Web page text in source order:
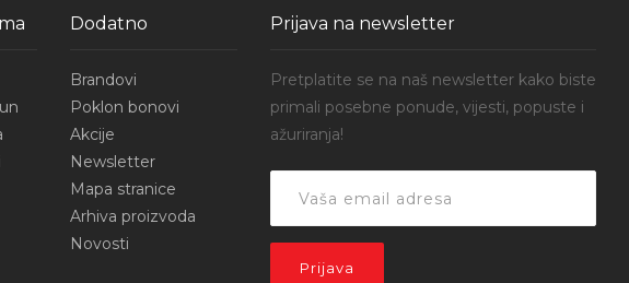
Dodatno
Brandovi
Poklon bonovi
Akcije
Newsletter
Mapa stranice
Arhiva proizvoda
Novosti
Prijava na newsletter
Pretplatite se na naš newsletter kako biste
primali posebne ponude, vijesti, popuste i
ažuriranja!